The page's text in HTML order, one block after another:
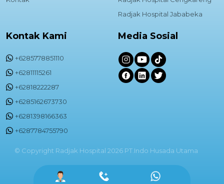
Radjak Hospital Jababeka
Kontak Kami
+6285778851110
+62811115261
+62818222287
+6285162673730
+6281398166363
+6287784755790
Media Sosial
© Copyright Radjak Hospital 2026 PT.Indo Husada Utama